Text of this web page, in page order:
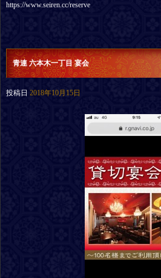
https://www.seiren.cc/reserve
青連 六本木一丁目 宴会
投稿日 2018年10月15日